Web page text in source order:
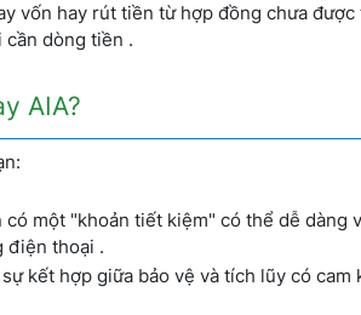
vốn hay rút tiền từ hợp đồng chưa
dòng tiền .
AIA?
có một "khoản tiết kiệm" có thể dễ dàng
điện thoại .
kết hợp giữa bảo vệ và tích lũy có cam